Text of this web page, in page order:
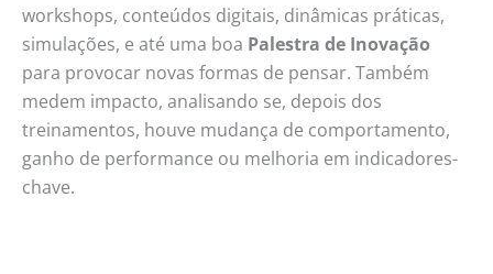
workshops, conteúdos digitais, dinâmicas práticas,
simulações, e até uma boa Palestra de Inovação
para provocar novas formas de pensar. Também
medem impacto, analisando se, depois dos
treinamentos, houve mudança de comportamento,
ganho de performance ou melhoria em indicadores-
chave.